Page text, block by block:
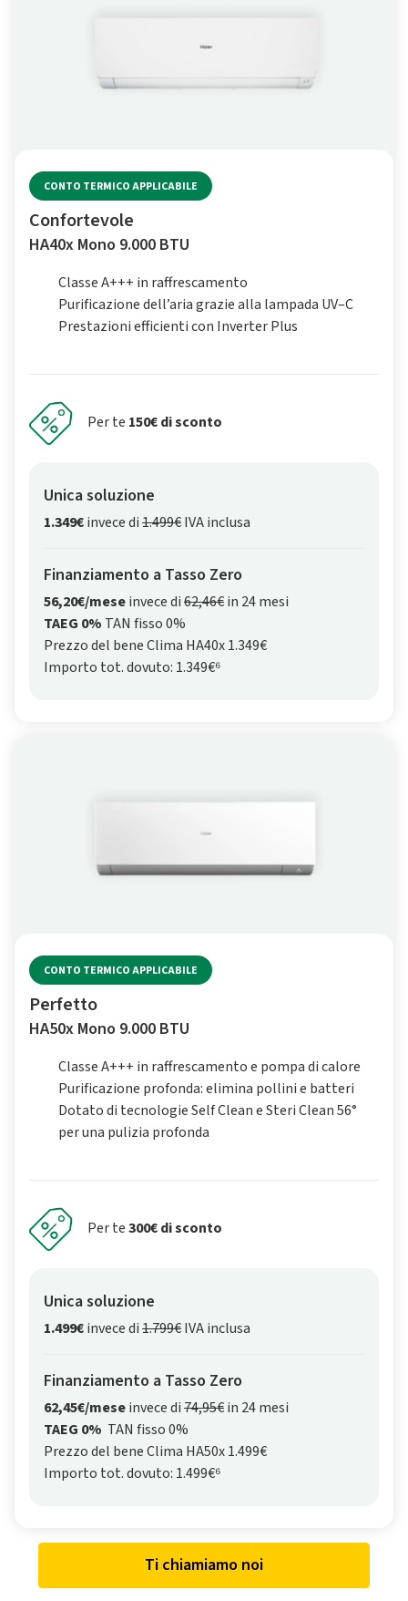
CONTO TERMICO APPLICABILE
Confortevole
HA40x Mono 9.000 BTU
Classe A+++ in raffrescamento
Purificazione dell’aria grazie alla lampada UV–C
Prestazioni efficienti con Inverter Plus
Per te 150€ di sconto
Unica soluzione
1.349€invece di1.499€IVA inclusa
Finanziamento a Tasso Zero
56,20€/meseinvece di62,46€in 24 mesi
TAEG 0% TAN fisso 0%
Prezzo del bene Clima HA40x 1.349€
Importo tot. dovuto: 1.349€⁶
CONTO TERMICO APPLICABILE
Perfetto
HA50x Mono 9.000 BTU
Classe A+++ in raffrescamento e pompa di calore
Purificazione profonda: elimina pollini e batteri
Dotato di tecnologie Self Clean e Steri Clean 56°
per una pulizia profonda
Per te300€ di sconto
Unica soluzione
1.499€invece di1.799€IVA inclusa
Finanziamento a Tasso Zero
62,45€/meseinvece di74,95€in 24 mesi
TAEG 0% TAN fisso 0%
Prezzo del bene Clima HA50x 1.499€
Importo tot. dovuto: 1.499€⁶
Ti chiamiamo noi